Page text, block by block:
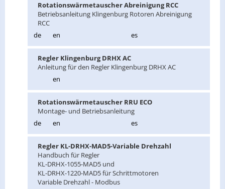
Ro­ta­ti­ons­wär­me­tau­scher Ab­rei­ni­gung RCC
Be­triebs­an­lei­tung Klin­gen­burg Ro­to­ren Ab­rei­ni­gung
RCC
de
en es
Reg­ler Klin­gen­burg DRHX AC
An­lei­tung für den Reg­ler Klin­gen­burg DRHX AC
en
Ro­ta­ti­ons­wär­me­tau­scher RRU ECO
Mon­ta­ge- und Be­triebs­an­lei­tung
de
en es
Reg­ler KL-DRHX-MA­D5-Va­ria­ble Dreh­zahl
Hand­buch für Reg­ler
KL-DRHX-1055-MA­D5 und
KL-DRHX-1220-MA­D5 für Schritt­mo­to­ren
Va­ria­ble Dreh­zahl - Mod­bus